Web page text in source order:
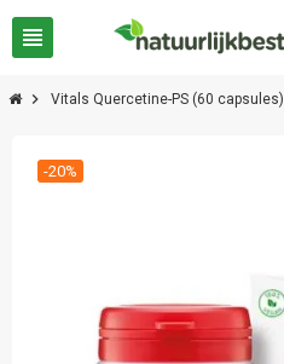
view_headline
chevron_right Vitals Quercetine-PS (60 capsules)
-20%